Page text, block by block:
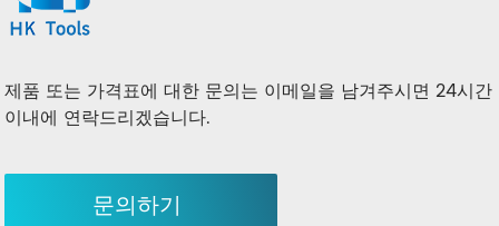
제품 또는 가격표에 대한 문의는 이메일을 남겨주시면 24시간
이내에 연락드리겠습니다.
문의하기